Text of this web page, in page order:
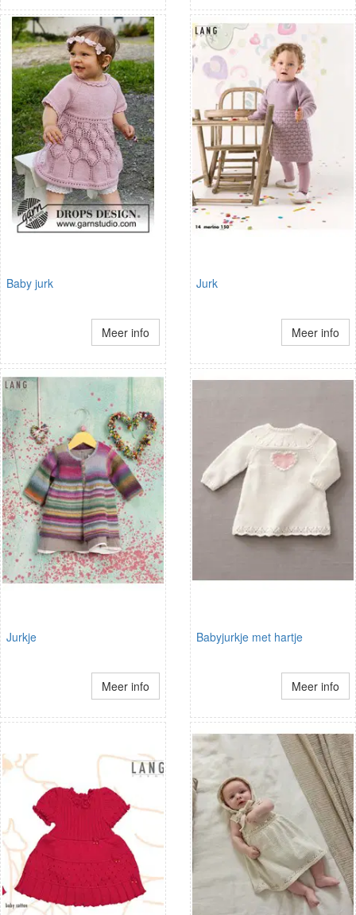
Baby jurk
Meer info
Jurk
Meer info
Jurkje
Meer info
Babyjurkje met hartje
Meer info